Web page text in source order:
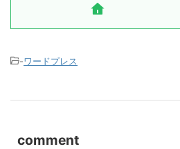
-ワードプレス
comment